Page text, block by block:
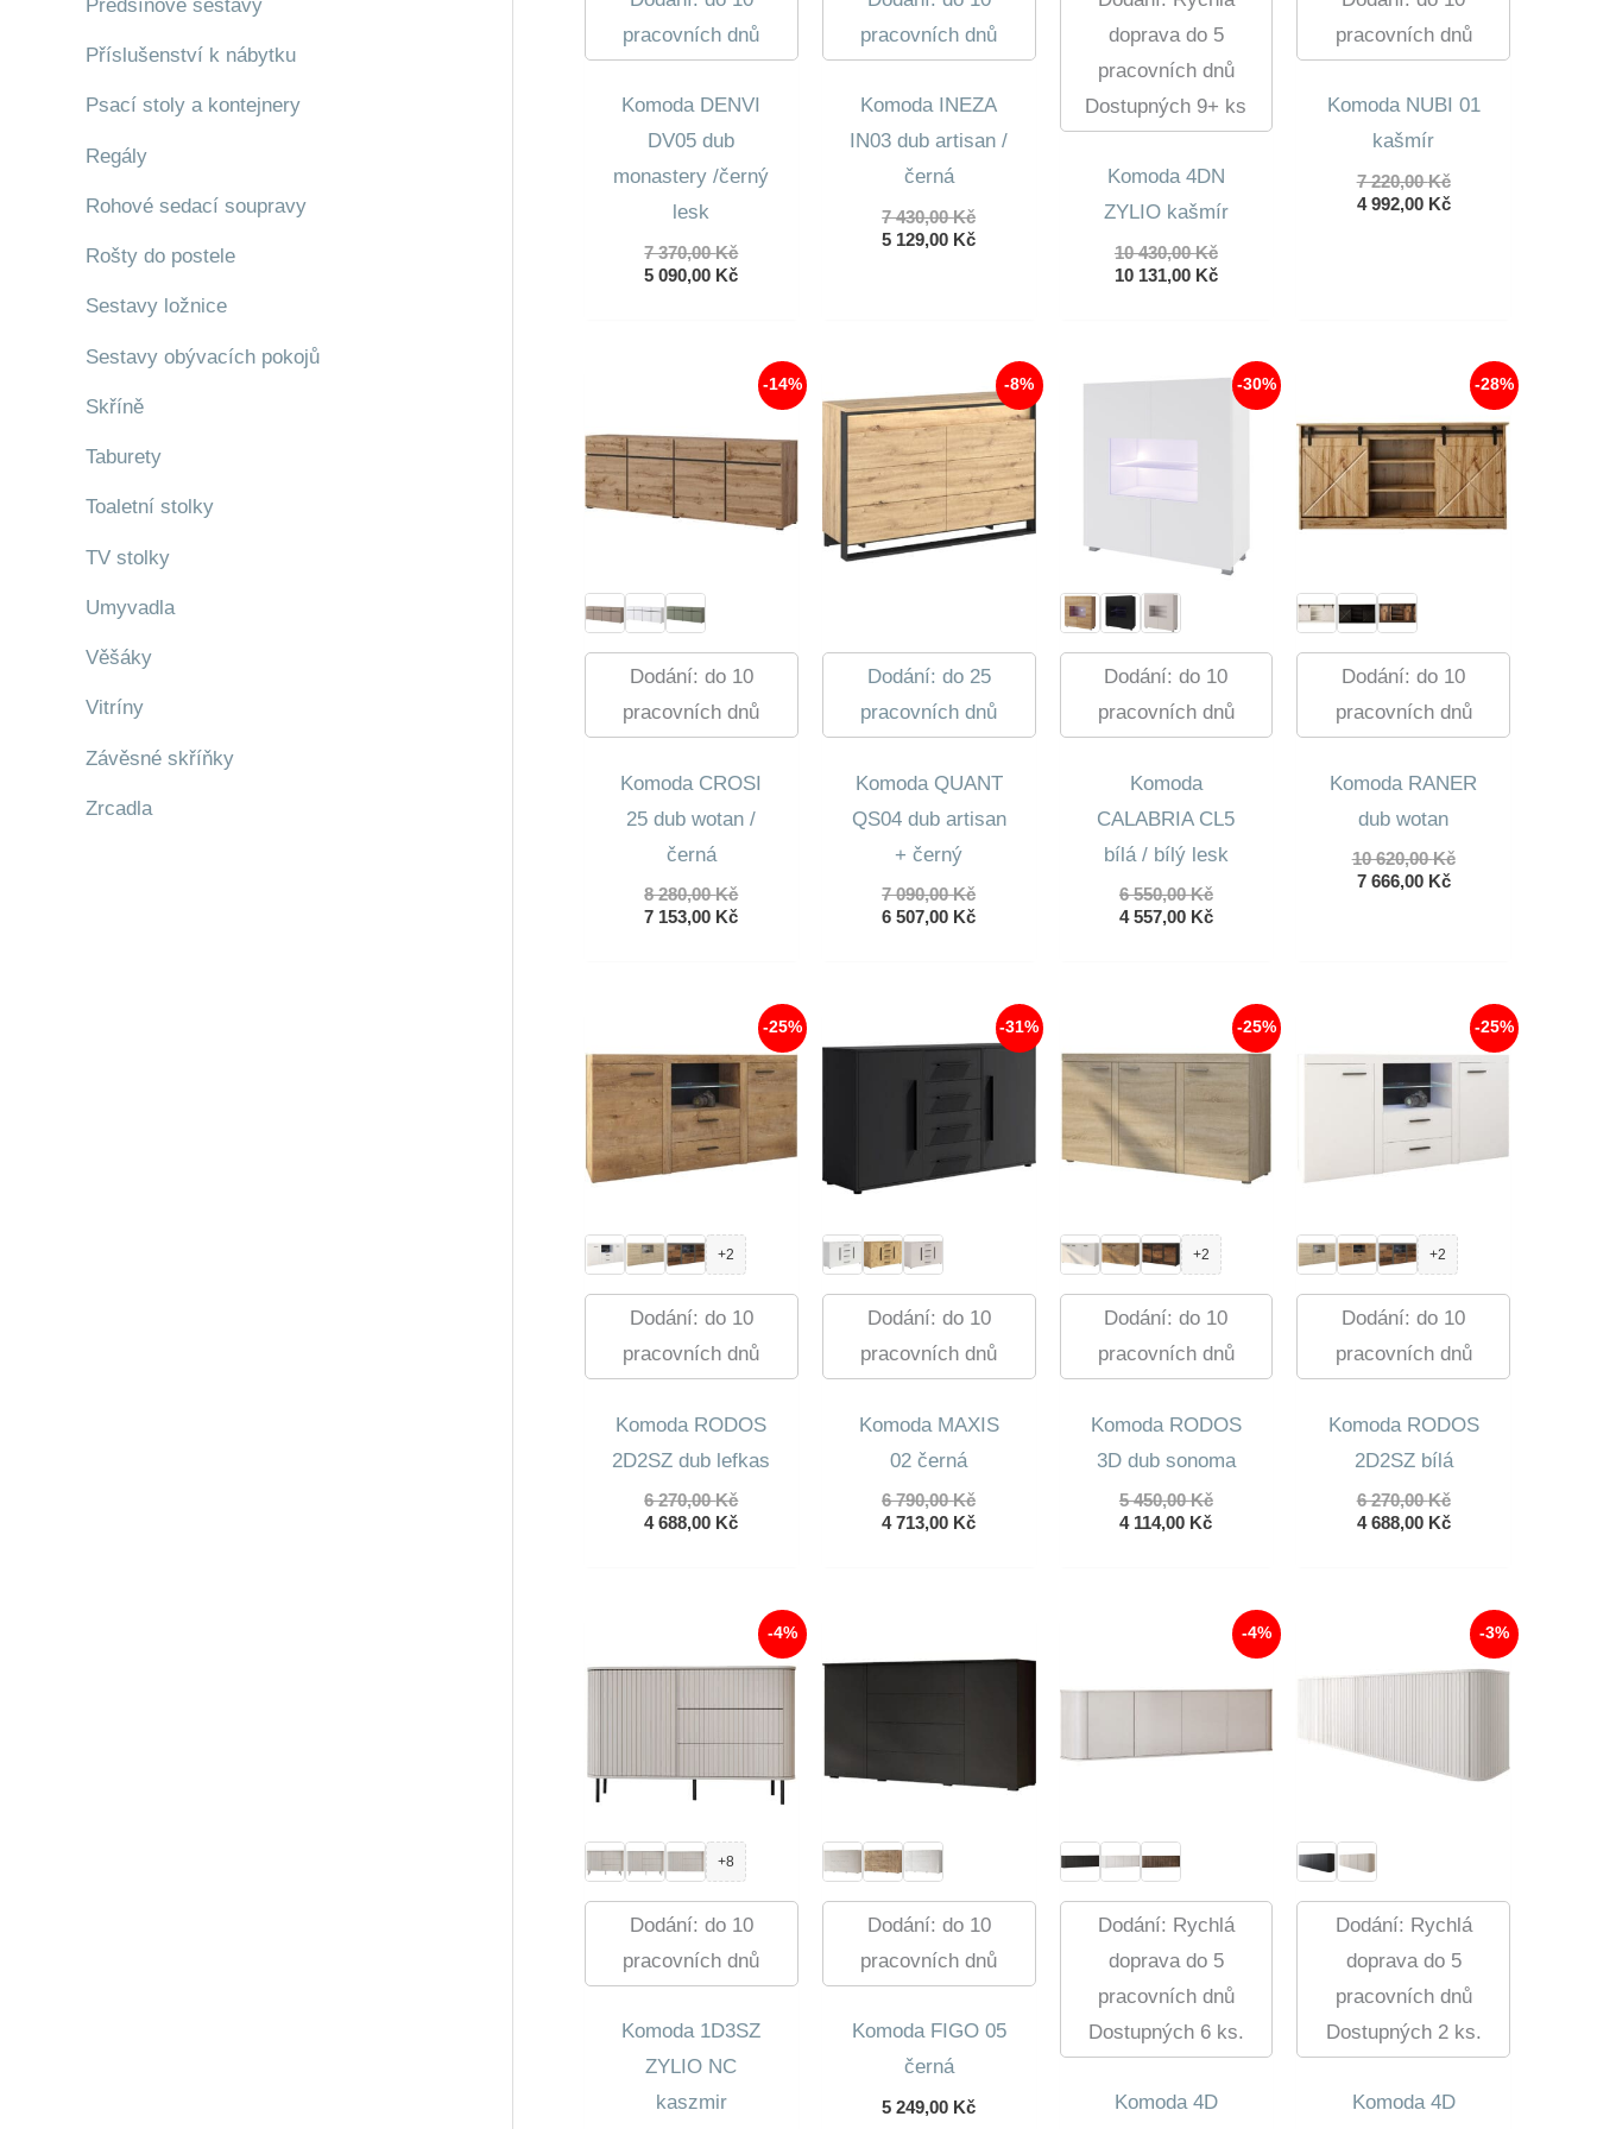
Předsíňové sestavy
Příslušenství k nábytku
Psací stoly a kontejnery
Regály
Rohové sedací soupravy
Rošty do postele
Sestavy ložnice
Sestavy obývacích pokojů
Skříně
Taburety
Toaletní stolky
TV stolky
Umyvadla
Věšáky
Vitríny
Závěsné skříňky
Zrcadla
pracovních dnů
Komoda DENVI
DV05 dub
monastery /černý
lesk
7 370,00KčPůvodní
cena
5 090,00 KčAktuální
090,00 Kč.
pracovních dnů
Komoda INEZA
IN03 dub artisan /
černá
7 430,00KčPůvodní
cena
5 129,00 KčAktuální
doprava do 5
pracovních dnů
Dostupných 9+ ks
Komoda 4DN
ZYLIO kašmír
10 430,00KčPůvodní
cena
10 131,00 KčAktuální
131,00 Kč.
pracovních dnů
Komoda NUBI 01
kašmír
7 220,00KčPůvodní
cena
4 992,00 KčAktuální
-14%
Dodání: do 10
pracovních dnů
Komoda CROSI
25 dub wotan /
černá
8 280,00KčPůvodní
cena
7 153,00 KčAktuální
153,00 Kč.
-8%
Dodání: do 25
pracovních dnů
Komoda QUANT
QS04 dub artisan
+ černý
7 090,00KčPůvodní
cena
6 507,00 KčAktuální
507,00 Kč.
-30%
Dodání: do 10
pracovních dnů
Komoda
CALABRIA CL5
bílá / bílý lesk
6 550,00KčPůvodní
cena
4 557,00 KčAktuální
557,00 Kč.
-28%
Dodání: do 10
pracovních dnů
Komoda RANER
dub wotan
10 620,00KčPůvodní
7 666,00 KčAktuální
-25%
+2
Dodání: do 10
pracovních dnů
Komoda RODOS
2D2SZ dub lefkas
6 270,00KčPůvodní
cena
4 688,00 KčAktuální
688,00 Kč.
-31%
Dodání: do 10
pracovních dnů
Komoda MAXIS
02 černá
6 790,00KčPůvodní
cena
4 713,00 KčAktuální
-25%
+2
Dodání: do 10
pracovních dnů
Komoda RODOS
3D dub sonoma
5 450,00KčPůvodní
cena
4 114,00 KčAktuální
114,00 Kč.
-25%
+2
Dodání: do 10
pracovních dnů
Komoda RODOS
2D2SZ bílá
6 270,00KčPůvodní
cena
4 688,00 KčAktuální
688,00 Kč.
-4%
+8
Dodání: do 10
pracovních dnů
Komoda 1D3SZ
ZYLIO NC
kaszmir
Dodání: do 10
pracovních dnů
Komoda FIGO 05
černá
5 249,00 Kč
-4%
Dodání: Rychlá
doprava do 5
pracovních dnů
Dostupných 6 ks.
Komoda 4D
-3%
Dodání: Rychlá
doprava do 5
pracovních dnů
Dostupných 2 ks.
Komoda 4D